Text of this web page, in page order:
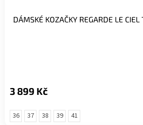
DÁMSKÉ KOZAČKY REGARDE LE
3 899 Kč
36 37 38 39 41